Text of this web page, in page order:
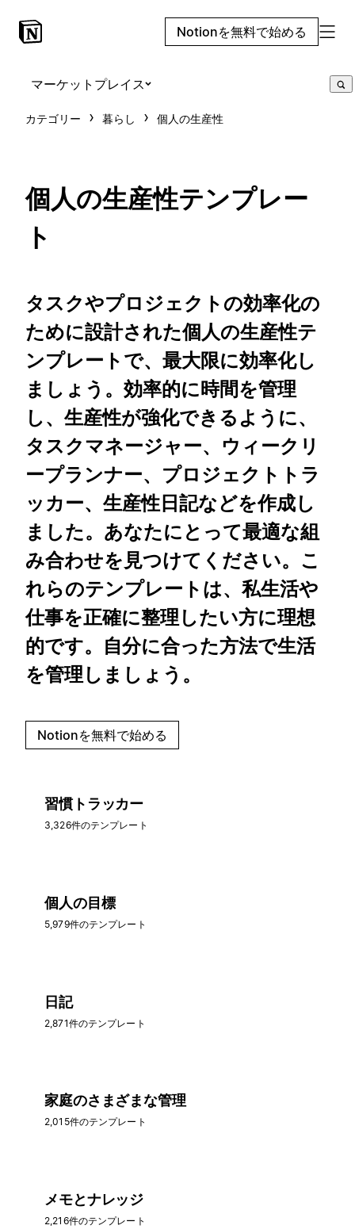
Notionを無料で始める
マーケットプレイス
カテゴリー 暮らし 個人の生産性
個人の生産性テンプレー
ト
タスクやプロジェクトの効率化の
ために設計された個人の生産性テ
ンプレートで、最大限に効率化し
ましょう。効率的に時間を管理
し、生産性が強化できるように、
タスクマネージャー、ウィークリ
ープランナー、プロジェクトトラ
ッカー、生産性日記などを作成し
ました。あなたにとって最適な組
み合わせを見つけてください。こ
れらのテンプレートは、私生活や
仕事を正確に整理したい方に理想
的です。自分に合った方法で生活
を管理しましょう。
Notionを無料で始める
習慣トラッカー
3,326件のテンプレート
個人の目標
5,979件のテンプレート
日記
2,871件のテンプレート
家庭のさまざまな管理
2,015件のテンプレート
メモとナレッジ
2,216件のテンプレート